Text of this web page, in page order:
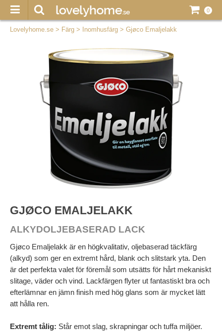
0
Lovelyhome.se > Färg > Inomhusfärg > Gjøco Emaljelakk
GJØCO EMALJELAKK
ALKYDOLJEBASERAD LACK
Gjøco Emaljelakk är en högkvalitativ, oljebaserad täckfärg
(alkyd) som ger en extremt hård, blank och slitstark yta. Den
är det perfekta valet för föremål som utsätts för hårt mekaniskt
slitage, väder och vind. Lackfärgen flyter ut fantastiskt bra och
efterlämnar en jämn finish med hög glans som är mycket lätt
att hålla ren.
Extremt tålig: Står emot slag, skrapningar och tuffa miljöer.